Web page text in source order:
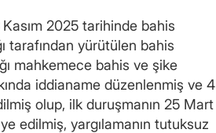
2025 tarihinde bahis
tarafından yürütülen bahis
mahkemece bahis ve şike
iddianame düzenlenmiş ve 4
olup, ilk duruşmanın 25 Mart
edilmiş, yargılamanın tutuksuz